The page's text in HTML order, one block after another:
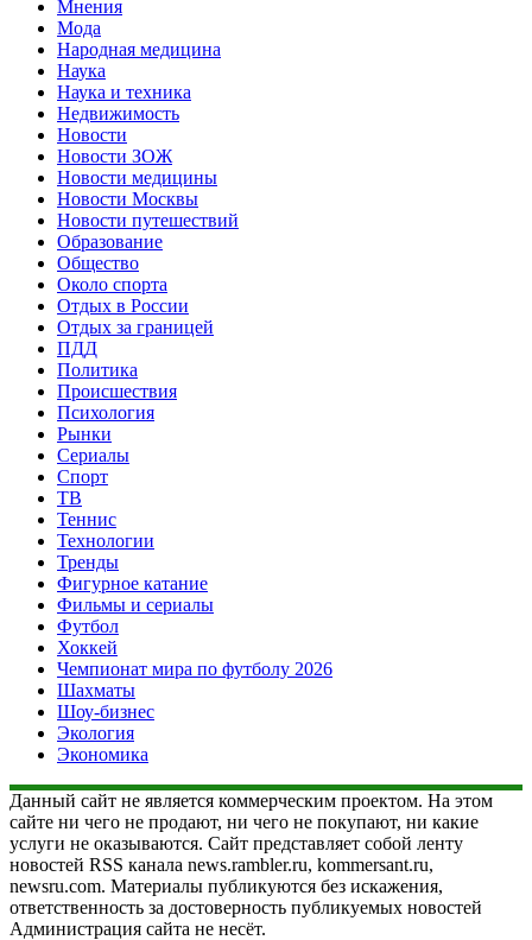
Мнения
Мода
Народная медицина
Наука
Наука и техника
Недвижимость
Новости
Новости ЗОЖ
Новости медицины
Новости Москвы
Новости путешествий
Образование
Общество
Около спорта
Отдых в России
Отдых за границей
ПДД
Политика
Происшествия
Психология
Рынки
Сериалы
Спорт
ТВ
Теннис
Технологии
Тренды
Фигурное катание
Фильмы и сериалы
Футбол
Хоккей
Чемпионат мира по футболу 2026
Шахматы
Шоу-бизнес
Экология
Экономика
Данный сайт не является коммерческим проектом. На этом
сайте ни чего не продают, ни чего не покупают, ни какие
услуги не оказываются. Сайт представляет собой ленту
новостей RSS канала news.rambler.ru, kommersant.ru,
newsru.com. Материалы публикуются без искажения,
ответственность за достоверность публикуемых новостей
Администрация сайта не несёт.